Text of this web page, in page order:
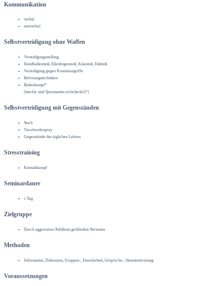
Kommunikation
verbal
nonverbal
Selbstverteidigung ohne Waffen
Verteidigungsstellung
Handballenstoß, Ellenbogenstoß, Kniestoß, Fußstoß
Verteidigung gegen Kontaktangriffe
Befreiungstechniken
Bodenkampf*
(hierfür sind Sportmatten erforderlich*)
Selbstverteidigung mit Gegenständen
Stock
Tierabwehrspray
Gegenstände des täglichen Lebens
Stresstraining
Kontaktkampf
Seminardauer
1 Tag
Zielgruppe
Durch aggressives Publikum gefährdete Personen
Methoden
Information, Diskussion, Gruppen-, Einzelarbeit, Gesprächs-, Situationstraining
Voraussetzungen